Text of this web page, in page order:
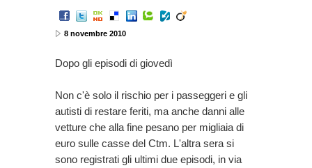
8 novembre 2010
Dopo gli episodi di giovedì
Non c'è solo il rischio per i passeggeri e gli
autisti di restare feriti, ma anche danni alle
vetture che alla fine pesano per migliaia di
euro sulle casse del Ctm. L'altra sera si
sono registrati gli ultimi due episodi, in via